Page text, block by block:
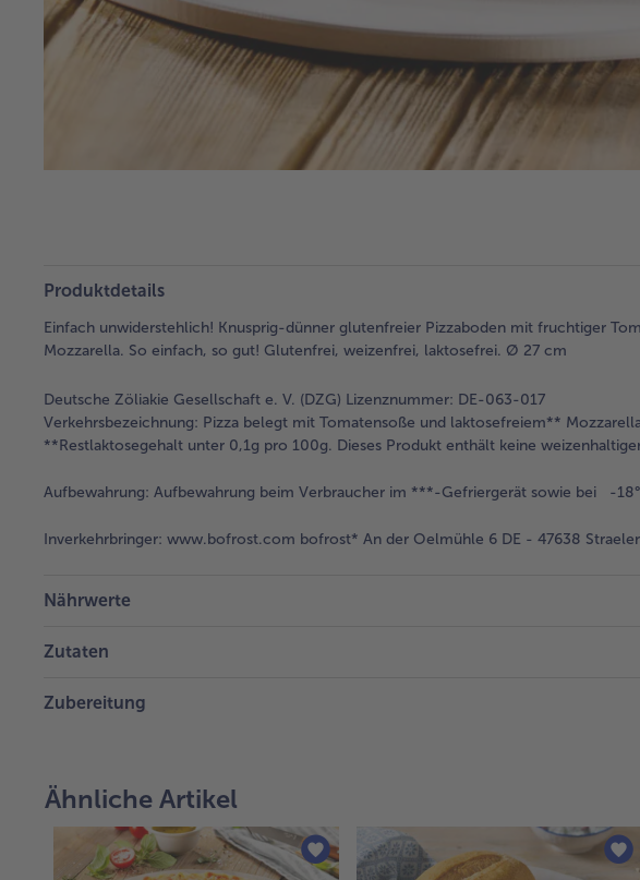
Produktdetails
Einfach unwiderstehlich! Knusprig-dünner glutenfreier Pizzaboden mit fruchtiger
Mozzarella. So einfach, so gut! Glutenfrei, weizenfrei, laktosefrei. Ø 27 cm
Deutsche Zöliakie Gesellschaft e. V. (DZG) Lizenznummer: DE-063-017
Verkehrsbezeichnung: Pizza belegt mit Tomatensoße und laktosefreiem**
**Restlaktosegehalt unter 0,1g pro 100g. Dieses Produkt enthält keine
Aufbewahrung: Aufbewahrung beim Verbraucher im ***-Gefriergerät sowie bei -
Inverkehrbringer: www.bofrost.com bofrost* An der Oelmühle 6 DE - 47638
Nährwerte
Zutaten
Zubereitung
Ähnliche Artikel